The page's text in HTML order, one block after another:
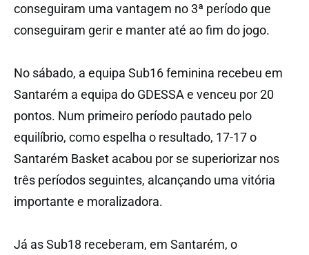
conseguiram uma vantagem no 3ª período que
conseguiram gerir e manter até ao fim do jogo.
No sábado, a equipa Sub16 feminina recebeu em
Santarém a equipa do GDESSA e venceu por 20
pontos. Num primeiro período pautado pelo
equilíbrio, como espelha o resultado, 17-17 o
Santarém Basket acabou por se superiorizar nos
três períodos seguintes, alcançando uma vitória
importante e moralizadora.
Já as Sub18 receberam, em Santarém, o